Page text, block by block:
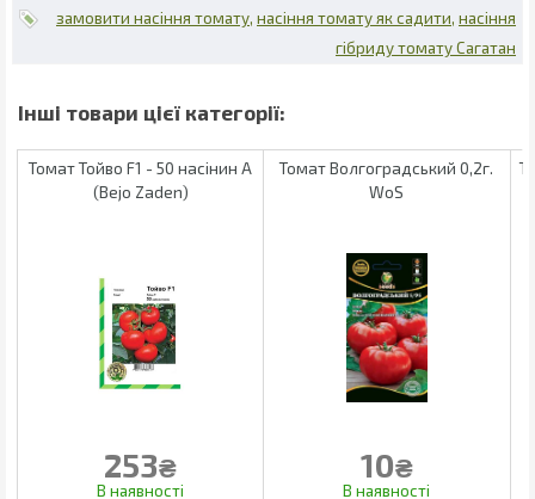
замовити насіння томату насіння томату як садити насіння
гібриду томату Сагатан
Томат Тойво F1 - 50 насінин А
(Bejo Zaden)
253₴
Томат Волгоградський 0,2г.
WoS
10₴